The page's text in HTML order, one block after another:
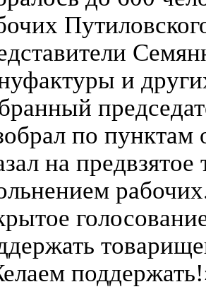
и
по пунктам
на